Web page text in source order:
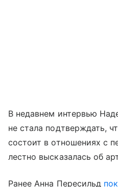
В недавнем интервью
не стала подтверждать,
состоит в отношениях с
лестно высказалась об
Ранее Анна Пересильд